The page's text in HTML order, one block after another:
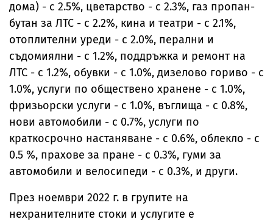
дома) - с 2.5%, цветарство - с 2.3%, газ пропан-
бутан за ЛТС - с 2.2%, кина и театри - с 2.1%,
отоплителни уреди - с 2.0%, перални и
съдомиялни - с 1.2%, поддръжка и ремонт на
ЛТС - с 1.2%, обувки - с 1.0%, дизелово гориво - с
1.0%, услуги по обществено хранене - с 1.0%,
фризьорски услуги - с 1.0%, въглища - с 0.8%,
нови автомобили - с 0.7%, услуги по
краткосрочно настаняване - с 0.6%, облекло - с
0.5 %, прахове за пране - с 0.3%, гуми за
автомобили и велосипеди - с 0.3%, и други.
През ноември 2022 г. в групите на
нехранителните стоки и услугите е